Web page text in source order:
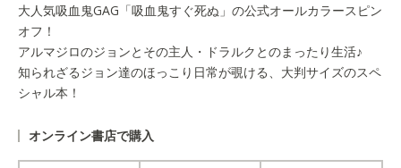
大人気吸血鬼GAG「吸血鬼すぐ死ぬ」の公式オールカラースピン
オフ！
アルマジロのジョンとその主人・ドラルクとのまったり生活♪
知られざるジョン達のほっこり日常が覗ける、大判サイズのスペ
シャル本！
オンライン書店で購入